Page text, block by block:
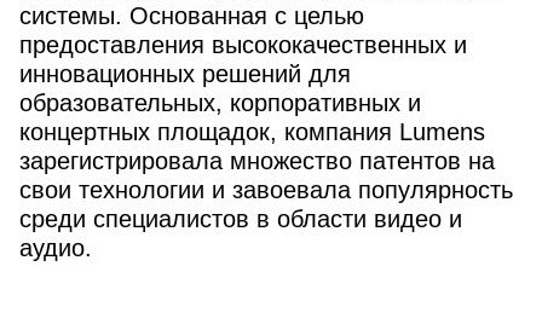
системы. Основанная с целью
предоставления высококачественных и
инновационных решений для
образовательных, корпоративных и
концертных площадок, компания Lumens
зарегистрировала множество патентов на
свои технологии и завоевала популярность
среди специалистов в области видео и
аудио.